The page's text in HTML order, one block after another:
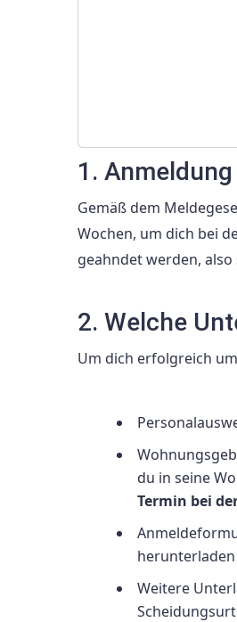
1.
Gemäß dem
Wochen, um dich bei
geahndet werden, also
2. Welche
Um dich erfolgreich
du in seine
Termin bei
Weitere